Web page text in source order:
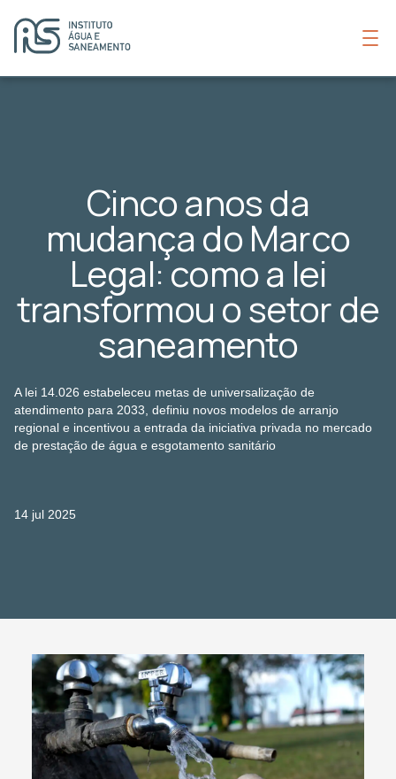
Cinco anos da
mudança do Marco
Legal: como a lei
transformou o setor de
saneamento
A lei 14.026 estabeleceu metas de universalização de
atendimento para 2033, definiu novos modelos de arranjo
regional e incentivou a entrada da iniciativa privada no mercado
de prestação de água e esgotamento sanitário
14 jul 2025